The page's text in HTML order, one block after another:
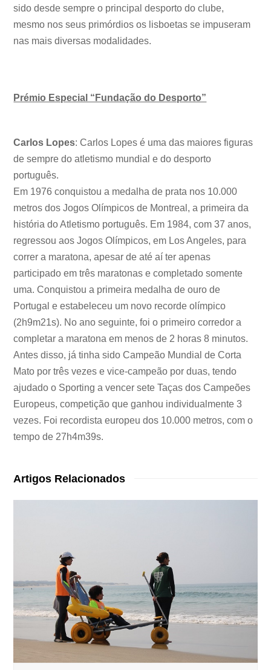
sido desde sempre o principal desporto do clube,
mesmo nos seus primórdios os lisboetas se impuseram
nas mais diversas modalidades.
Prémio Especial “Fundação do Desporto”
Carlos Lopes: Carlos Lopes é uma das maiores figuras
de sempre do atletismo mundial e do desporto
português.
Em 1976 conquistou a medalha de prata nos 10.000
metros dos Jogos Olímpicos de Montreal, a primeira da
história do Atletismo português. Em 1984, com 37 anos,
regressou aos Jogos Olímpicos, em Los Angeles, para
correr a maratona, apesar de até aí ter apenas
participado em três maratonas e completado somente
uma. Conquistou a primeira medalha de ouro de
Portugal e estabeleceu um novo recorde olímpico
(2h9m21s). No ano seguinte, foi o primeiro corredor a
completar a maratona em menos de 2 horas 8 minutos.
Antes disso, já tinha sido Campeão Mundial de Corta
Mato por três vezes e vice-campeão por duas, tendo
ajudado o Sporting a vencer sete Taças dos Campeões
Europeus, competição que ganhou individualmente 3
vezes. Foi recordista europeu dos 10.000 metros, com o
tempo de 27h4m39s.
Artigos Relacionados